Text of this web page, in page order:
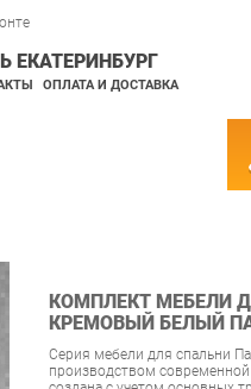
ЕКАТЕРИНБУРГ
ОПЛАТА И ДОСТАВКА
КОМПЛЕКТ МЕБЕЛИ
КРЕМОВЫЙ БЕЛЫЙ
Серия мебели для спальни
производством